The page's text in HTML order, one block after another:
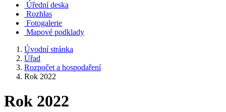
Úřední deska
Rozhlas
Fotogalerie
Mapové podklady
Úvodní stránka
Úřad
Rozpočet a hospodaření
Rok 2022
Rok 2022